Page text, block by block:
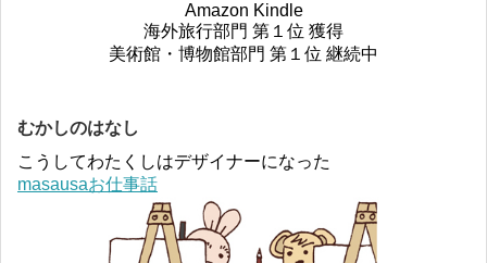
Amazon Kindle
海外旅行部門 第１位 獲得
美術館・博物館部門 第１位 継続中
むかしのはなし
こうしてわたくしはデザイナーになった
masausaお仕事話